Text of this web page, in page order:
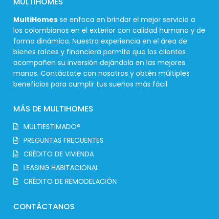
MultiHomes se enfoca en brindar el mejor servicio a
los colombianos en el exterior con calidad humana y de
forma dinámica. Nuestra experiencia en el área de
bienes raíces y financiera permite que los clientes
acompañen su inversión dejándola en las mejores
manos. Contáctate con nosotros y obtén múltiples
beneficios para cumplir tus sueños más fácil.
MÁS DE MULTIHOMES
MULTIESTIMADO®
PREGUNTAS FRECUENTES
CRÉDITO DE VIVIENDA
LEASING HABITACIONAL
CRÉDITO DE REMODELACIÓN
CONTÁCTANOS